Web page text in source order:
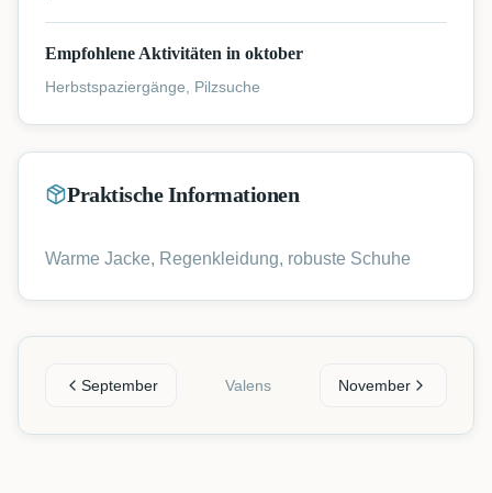
Empfohlene Aktivitäten in oktober
Herbstspaziergänge, Pilzsuche
Praktische Informationen
Warme Jacke, Regenkleidung, robuste Schuhe
September Valens November